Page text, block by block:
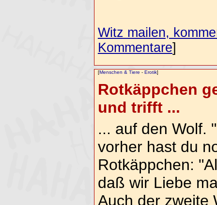
Witz mailen,
Kommentare]
[Menschen & Tiere - Erotik]
Rotkäppchen
und trifft ...
... auf den Wolf.
vorher hast du
Rotkäppchen:
daß wir Liebe
Auch der zweite